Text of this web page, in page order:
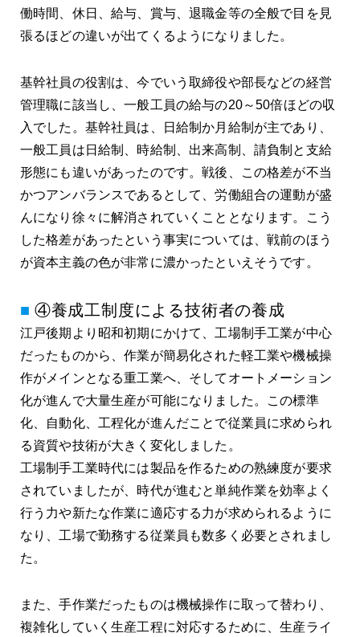
働時間、休日、給与、賞与、退職金等の全般で目を見
張るほどの違いが出てくるようになりました。
基幹社員の役割は、今でいう取締役や部長などの経営
管理職に該当し、一般工員の給与の20～50倍ほどの収
入でした。基幹社員は、日給制か月給制が主であり、
一般工員は日給制、時給制、出来高制、請負制と支給
形態にも違いがあったのです。戦後、この格差が不当
かつアンバランスであるとして、労働組合の運動が盛
んになり徐々に解消されていくこととなります。こう
した格差があったという事実については、戦前のほう
が資本主義の色が非常に濃かったといえそうです。
④養成工制度による技術者の養成
江戸後期より昭和初期にかけて、工場制手工業が中心
だったものから、作業が簡易化された軽工業や機械操
作がメインとなる重工業へ、そしてオートメーション
化が進んで大量生産が可能になりました。この標準
化、自動化、工程化が進んだことで従業員に求められ
る資質や技術が大きく変化しました。
工場制手工業時代には製品を作るための熟練度が要求
されていましたが、時代が進むと単純作業を効率よく
行う力や新たな作業に適応する力が求められるように
なり、工場で勤務する従業員も数多く必要とされまし
た。
また、手作業だったものは機械操作に取って替わり、
複雑化していく生産工程に対応するために、生産ライ